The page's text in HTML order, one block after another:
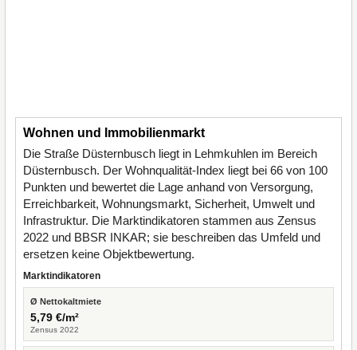
Wohnen und Immobilienmarkt
Die Straße Düsternbusch liegt in Lehmkuhlen im Bereich
Düsternbusch. Der Wohnqualität-Index liegt bei 66 von 100
Punkten und bewertet die Lage anhand von Versorgung,
Erreichbarkeit, Wohnungsmarkt, Sicherheit, Umwelt und
Infrastruktur. Die Marktindikatoren stammen aus Zensus
2022 und BBSR INKAR; sie beschreiben das Umfeld und
ersetzen keine Objektbewertung.
Marktindikatoren
Ø Nettokaltmiete
5,79 €/m²
Zensus 2022